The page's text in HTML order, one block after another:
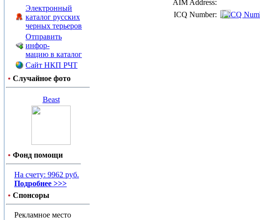
Электронный
каталог русских
черных терьеров
Отправить
инфор-
мацию в каталог
Сайт НКП РЧТ
• Случайное фото
Beast
• Фонд помощи
На счету: 9962 руб.
Подробнее >>>
• Спонсоры
Рекламное место
AIM Address:
ICQ Number: